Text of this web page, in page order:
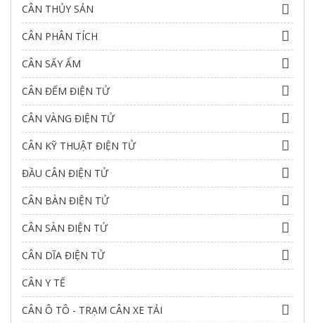
CÂN THỦY SẢN
CÂN PHÂN TÍCH
CÂN SẤY ẨM
CÂN ĐẾM ĐIỆN TỬ
CÂN VÀNG ĐIỆN TỬ
CÂN KỸ THUẬT ĐIỆN TỬ
ĐẦU CÂN ĐIỆN TỬ
CÂN BÀN ĐIỆN TỬ
CÂN SÀN ĐIỆN TỬ
CÂN DĨA ĐIỆN TỬ
CÂN Y TẾ
CÂN Ô TÔ - TRẠM CÂN XE TẢI